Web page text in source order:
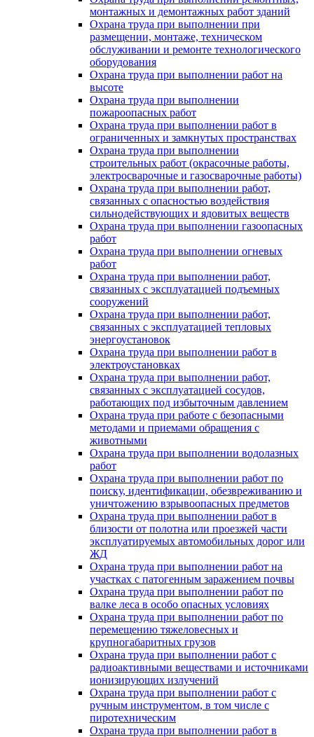
монтажных и демонтажных работ зданий
Охрана труда при выполнении при
размещении, монтаже, техническом
обслуживании и ремонте технологического
оборудования
Охрана труда при выполнении работ на
высоте
Охрана труда при выполнении
пожароопасных работ
Охрана труда при выполнении работ в
ограниченных и замкнутых пространствах
Охрана труда при выполнении
строительных работ (окрасочные работы,
электросварочные и газосварочные работы)
Охрана труда при выполнении работ,
связанных с опасностью воздействия
сильнодействующих и ядовитых веществ
Охрана труда при выполнении газоопасных
работ
Охрана труда при выполнении огневых
работ
Охрана труда при выполнении работ,
связанных с эксплуатацией подъемных
сооружений
Охрана труда при выполнении работ,
связанных с эксплуатацией тепловых
энергоустановок
Охрана труда при выполнении работ в
электроустановках
Охрана труда при выполнении работ,
связанных с эксплуатацией сосудов,
работающих под избыточным давлением
Охрана труда при работе с безопасными
методами и приемами обращения с
животными
Охрана труда при выполнении водолазных
работ
Охрана труда при выполнении работ по
поиску, идентификации, обезвреживанию и
уничтожению взрывоопасных предметов
Охрана труда при выполнении работ в
близости от полотна или проезжей части
эксплуатируемых автомобильных дорог или
ЖД
Охрана труда при выполнении работ на
участках с патогенным заражением почвы
Охрана труда при выполнении работ по
валке леса в особо опасных условиях
Охрана труда при выполнении работ по
перемещению тяжеловесных и
крупногабаритных грузов
Охрана труда при выполнении работ с
радиоактивными веществами и источниками
ионизирующих излучений
Охрана труда при выполнении работ с
ручным инструментом, в том числе с
пиротехническим
Охрана труда при выполнении работ в